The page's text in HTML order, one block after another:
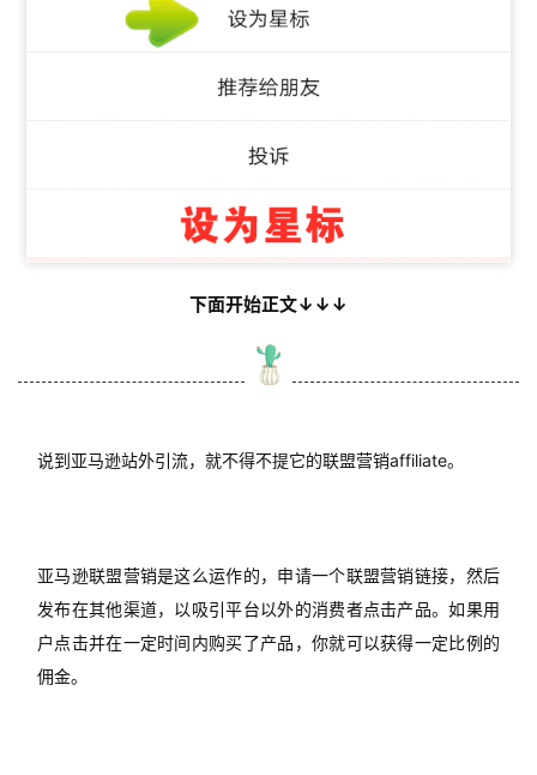
下面开始正文↓↓↓
说到亚马逊站外引流，就不得不提它的联盟营销affiliate。
亚马逊联盟营销是这么运作的，申请一个联盟营销链接，然后
发布在其他渠道，以吸引平台以外的消费者点击产品。如果用
户点击并在一定时间内购买了产品，你就可以获得一定比例的
佣金。